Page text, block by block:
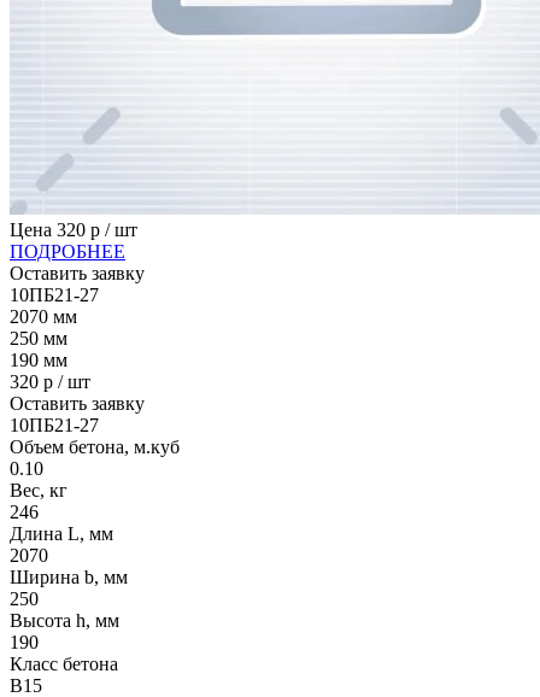
Цена 320 р / шт
ПОДРОБНЕЕ
Оставить заявку
10ПБ21-27
2070 мм
250 мм
190 мм
320 р / шт
Оставить заявку
10ПБ21-27
Объем бетона, м.куб
0.10
Вес, кг
246
Длина L, мм
2070
Ширина b, мм
250
Высота h, мм
190
Класс бетона
В15